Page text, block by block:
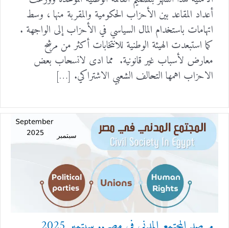
أعداد المقاعد بين الأحزاب الحكومية والمقربة منها ، وسط
اتهامات باستخدام المال السياسي في الأحزاب إلى الواجهة .
كما استبعدت الهيئة الوطنية للانتخابات أكثر من مرشح
معارض لأسباب غير قانونية. مما ادى لانسحاب بعض
الاحزاب اهمها التحالف الشعبي الاشتراكي. […]